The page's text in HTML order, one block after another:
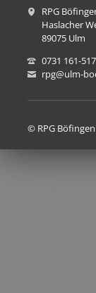
RPG
Haslacher
89075 Ulm
0731 161-
rpg@ulm-
© RPG